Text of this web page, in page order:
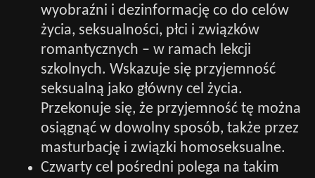
wyobraźni i dezinformację co do celów
życia, seksualności, płci i związków
romantycznych – w ramach lekcji
szkolnych. Wskazuje się przyjemność
seksualną jako główny cel życia.
Przekonuje się, że przyjemność tę można
osiągnąć w dowolny sposób, także przez
masturbację i związki homoseksualne.
Czwarty cel pośredni polega na takim